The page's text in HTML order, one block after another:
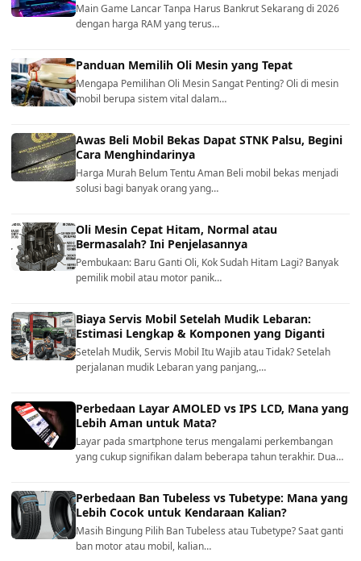
Main Game Lancar Tanpa Harus Bankrut Sekarang di 2026
dengan harga RAM yang terus…
Panduan Memilih Oli Mesin yang Tepat
Mengapa Pemilihan Oli Mesin Sangat Penting? Oli di mesin
mobil berupa sistem vital dalam…
Awas Beli Mobil Bekas Dapat STNK Palsu, Begini
Cara Menghindarinya
Harga Murah Belum Tentu Aman Beli mobil bekas menjadi
solusi bagi banyak orang yang…
Oli Mesin Cepat Hitam, Normal atau
Bermasalah? Ini Penjelasannya
Pembukaan: Baru Ganti Oli, Kok Sudah Hitam Lagi? Banyak
pemilik mobil atau motor panik…
Biaya Servis Mobil Setelah Mudik Lebaran:
Estimasi Lengkap & Komponen yang Diganti
Setelah Mudik, Servis Mobil Itu Wajib atau Tidak? Setelah
perjalanan mudik Lebaran yang panjang,…
Perbedaan Layar AMOLED vs IPS LCD, Mana yang
Lebih Aman untuk Mata?
Layar pada smartphone terus mengalami perkembangan
yang cukup signifikan dalam beberapa tahun terakhir. Dua…
Perbedaan Ban Tubeless vs Tubetype: Mana yang
Lebih Cocok untuk Kendaraan Kalian?
Masih Bingung Pilih Ban Tubeless atau Tubetype? Saat ganti
ban motor atau mobil, kalian…